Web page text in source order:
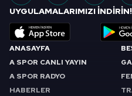
ANASAYFA
A SPOR CANLI YAYIN
A SPOR RADYO
HABERLER
UYGULAMALARIMIZI İNDİRİN!